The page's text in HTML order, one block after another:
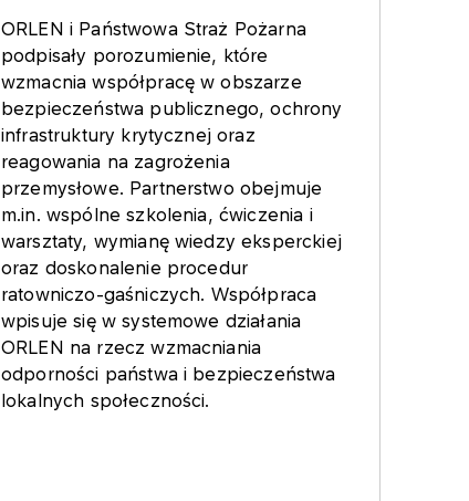
ORLEN i Państwowa Straż Pożarna
podpisały porozumienie, które
wzmacnia współpracę w obszarze
bezpieczeństwa publicznego, ochrony
infrastruktury krytycznej oraz
reagowania na zagrożenia
przemysłowe. Partnerstwo obejmuje
m.in. wspólne szkolenia, ćwiczenia i
warsztaty, wymianę wiedzy eksperckiej
oraz doskonalenie procedur
ratowniczo-gaśniczych. Współpraca
wpisuje się w systemowe działania
ORLEN na rzecz wzmacniania
odporności państwa i bezpieczeństwa
lokalnych społeczności.